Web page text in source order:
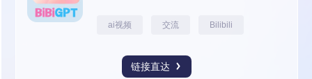
ai视频 交流 Bilibili
链接直达